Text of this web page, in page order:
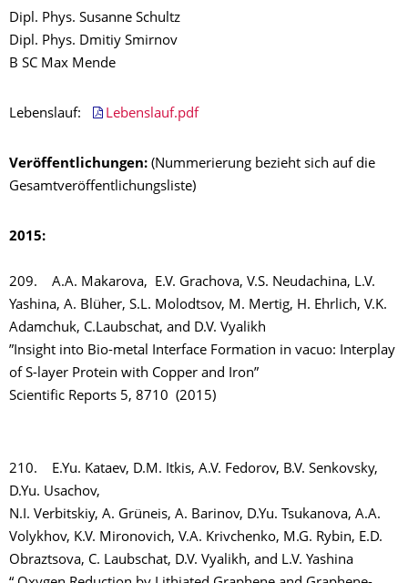
Dipl. Phys. Susanne Schultz
Dipl. Phys. Dmitiy Smirnov
B SC Max Mende
Lebenslauf: Lebenslauf.pdf
Veröffentlichungen: (Nummerierung bezieht sich auf die
Gesamtveröffentlichungsliste)
2015:
209. A.A. Makarova, E.V. Grachova, V.S. Neudachina, L.V.
Yashina, A. Blüher, S.L. Molodtsov, M. Mertig, H. Ehrlich, V.K.
Adamchuk, C.Laubschat, and D.V. Vyalikh
”Insight into Bio-metal Interface Formation in vacuo: Interplay
of S-layer Protein with Copper and Iron”
Scientific Reports 5, 8710 (2015)
210. E.Yu. Kataev, D.M. Itkis, A.V. Fedorov, B.V. Senkovsky,
D.Yu. Usachov,
N.I. Verbitskiy, A. Grüneis, A. Barinov, D.Yu. Tsukanova, A.A.
Volykhov, K.V. Mironovich, V.A. Krivchenko, M.G. Rybin, E.D.
Obraztsova, C. Laubschat, D.V. Vyalikh, and L.V. Yashina